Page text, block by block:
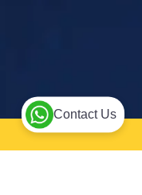
Contact Us